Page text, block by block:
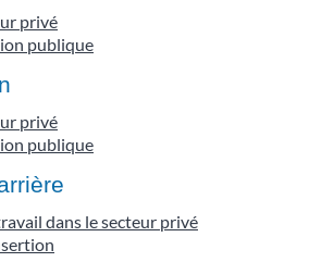
privé
publique
privé
publique
dans le secteur privé